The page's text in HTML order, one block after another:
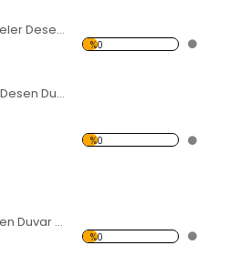
Renkli Şemsiyeler Desen Duvar Panosu
%0
Kırmızı Araba Desen Duvar Panosu
%0
Meyveler Desen Duvar Panosu
%0